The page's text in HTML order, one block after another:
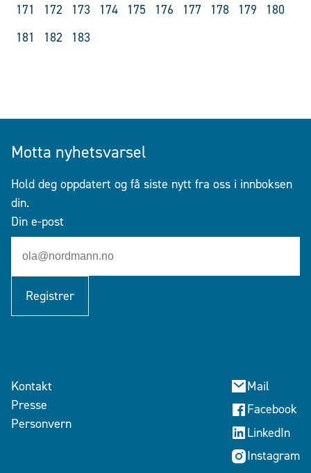
171
172 173 174 175 176 177 178 179
180
181
182 183
Motta nyhetsvarsel
Hold deg oppdatert og få siste nytt fra oss i innboksen
din.
Din e-post
Registrer
Kontakt
Presse
Personvern
Mail
Facebook
LinkedIn
Instagram